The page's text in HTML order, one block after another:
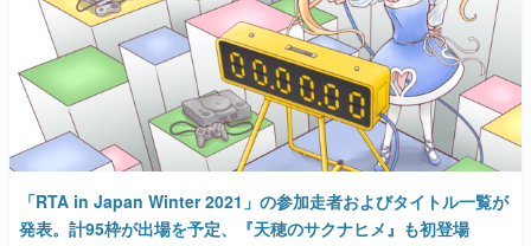
「RTA in Japan Winter 2021」の参加走者およびタイトル一覧が
発表。計95枠が出場を予定、『天穂のサクナヒメ』も初登場